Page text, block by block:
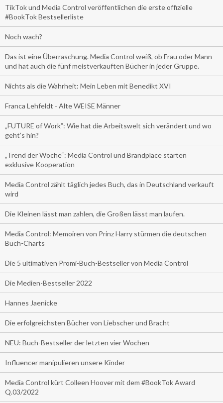
TikTok und Media Control veröffentlichen die erste offizielle
#BookTok Bestsellerliste
Noch wach?
Das ist eine Überraschung. Media Control weiß, ob Frau oder Mann
und hat auch die fünf meistverkauften Bücher in jeder Gruppe.
Nichts als die Wahrheit: Mein Leben mit Benedikt XVI
Franca Lehfeldt - Alte WEISE Männer
„FUTURE of Work”: Wie hat die Arbeitswelt sich verändert und wo
geht’s hin?
„Trend der Woche“: Media Control und Brandplace starten
exklusive Kooperation
Media Control zählt täglich jedes Buch, das in Deutschland verkauft
wird
Die Kleinen lässt man zahlen, die Großen lässt man laufen.
Media Control: Memoiren von Prinz Harry stürmen die deutschen
Buch-Charts
Die 5 ultimativen Promi-Buch-Bestseller von Media Control
Die Medien-Bestseller 2022
Hannes Jaenicke
Die erfolgreichsten Bücher von Liebscher und Bracht
NEU: Buch-Bestseller der letzten vier Wochen
Influencer manipulieren unsere Kinder
Media Control kürt Colleen Hoover mit dem #BookTok Award
Q.03/2022